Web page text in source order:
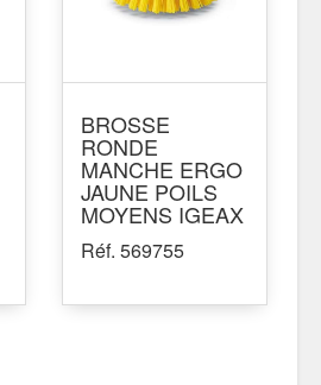
BROSSE
RONDE
MANCHE ERGO
JAUNE POILS
MOYENS IGEAX
Réf. 569755